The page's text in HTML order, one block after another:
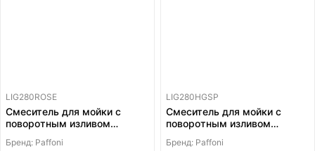
LIG280ROSE
Смеситель для мойки с
поворотным изливом
Бренд: Paffoni
LIG280HGSP
Смеситель для мойки с
поворотным изливом
Бренд: Paffoni